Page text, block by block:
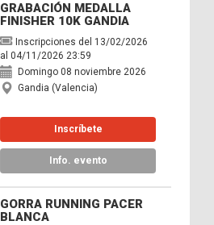
GRABACIÓN MEDALLA
FINISHER 10K GANDIA
Inscripciones del 13/02/2026
al 04/11/2026 23:59
Domingo 08 noviembre 2026
Gandia (Valencia)
Inscríbete
Info. evento
GORRA RUNNING PACER
BLANCA